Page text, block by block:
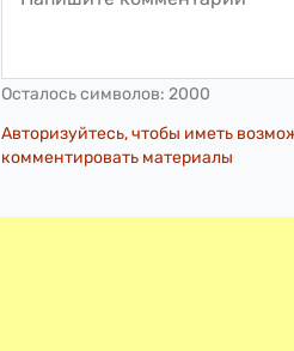
Осталось символов: 2000
Авторизуйтесь, чтобы иметь
комментировать материалы